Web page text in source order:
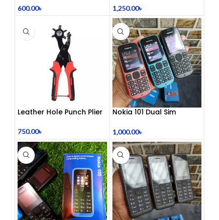
600.00৳ 1,250.00৳
Leather Hole Punch Plier
750.00৳
Nokia 101 Dual Sim
1,000.00৳